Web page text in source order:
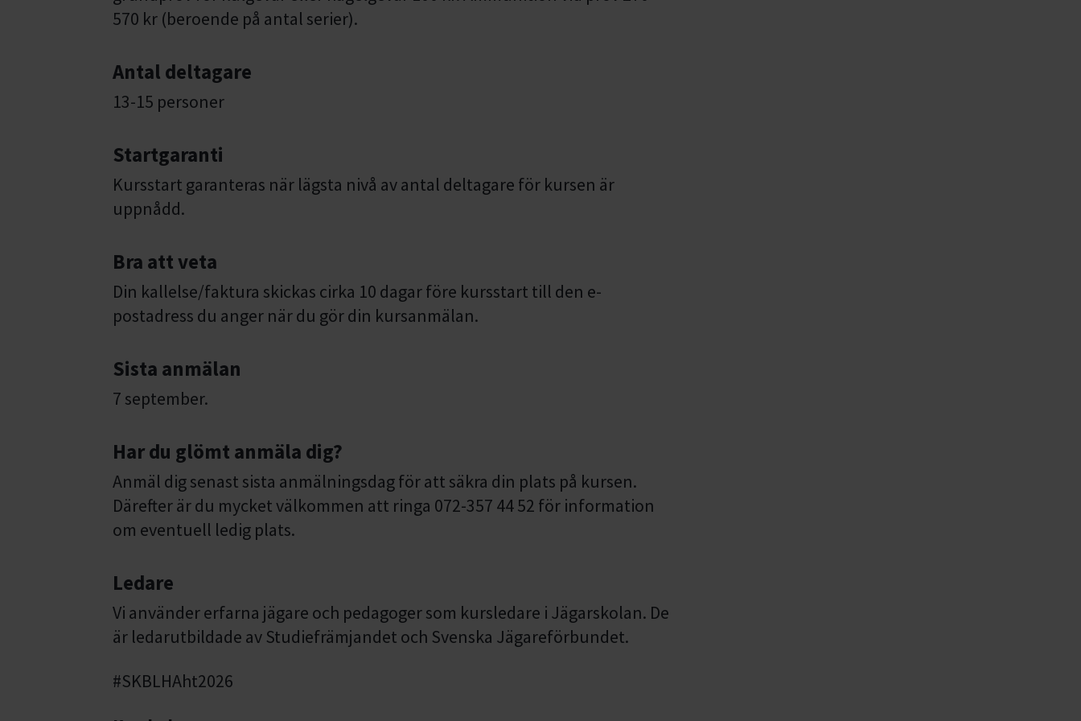
570 kr (beroende på antal serier).
Antal deltagare
13-15 personer
Startgaranti
Kursstart garanteras när lägsta nivå av antal deltagare för kursen är
uppnådd.
Bra att veta
Din kallelse/faktura skickas cirka 10 dagar före kursstart till den e-
postadress du anger när du gör din kursanmälan.
Sista anmälan
7 september.
Har du glömt anmäla dig?
Anmäl dig senast sista anmälningsdag för att säkra din plats på kursen.
Därefter är du mycket välkommen att ringa 072-357 44 52 för information
om eventuell ledig plats.
Ledare
Vi använder erfarna jägare och pedagoger som kursledare i Jägarskolan. De
är ledarutbildade av Studiefrämjandet och Svenska Jägareförbundet.
#SKBLHAht2026